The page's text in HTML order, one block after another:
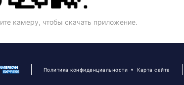
камеру, чтобы скачать приложение.
Политика конфиденциальности Карта сайта